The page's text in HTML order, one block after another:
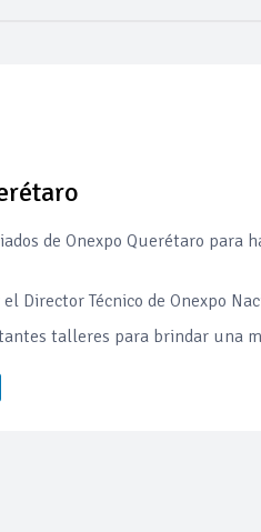
Pemex 71 millones de
dispara 83% ventas diésel
regulatoria pone a
del diésel comprime el
de Onexpo Querétaro para
Director Técnico de Onexpo
talleres para brindar una